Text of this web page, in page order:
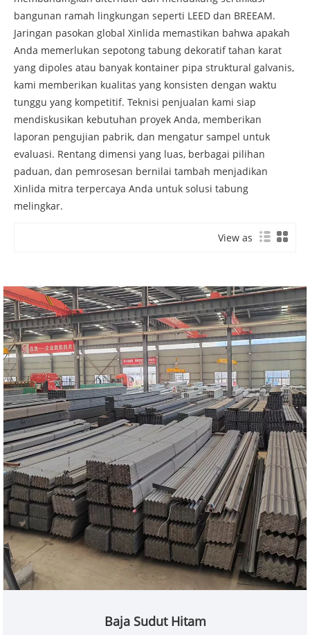
bangunan ramah lingkungan seperti LEED dan BREEAM.
Jaringan pasokan global Xinlida memastikan bahwa apakah
Anda memerlukan sepotong tabung dekoratif tahan karat
yang dipoles atau banyak kontainer pipa struktural galvanis,
kami memberikan kualitas yang konsisten dengan waktu
tunggu yang kompetitif. Teknisi penjualan kami siap
mendiskusikan kebutuhan proyek Anda, memberikan
laporan pengujian pabrik, dan mengatur sampel untuk
evaluasi. Rentang dimensi yang luas, berbagai pilihan
paduan, dan pemrosesan bernilai tambah menjadikan
Xinlida mitra terpercaya Anda untuk solusi tabung
melingkar.
View as
Baja Sudut Hitam